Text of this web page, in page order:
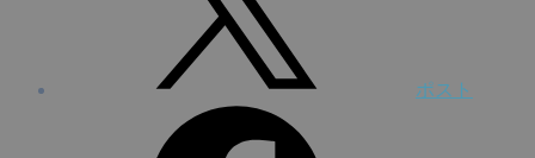
ポスト